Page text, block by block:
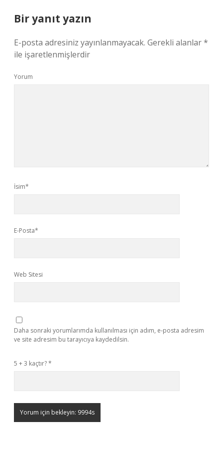
Bir yanıt yazın
E-posta adresiniz yayınlanmayacak. Gerekli alanlar*
ile işaretlenmişlerdir
Yorum
İsim*
E-Posta*
Web Sitesi
Daha sonraki yorumlarımda kullanılması için adım, e-posta adresim
ve site adresim bu tarayıcıya kaydedilsin.
5 + 3 kaçtır?*